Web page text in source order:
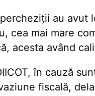
au avut
cea mai mare
acesta având
în cauză
fiscală,